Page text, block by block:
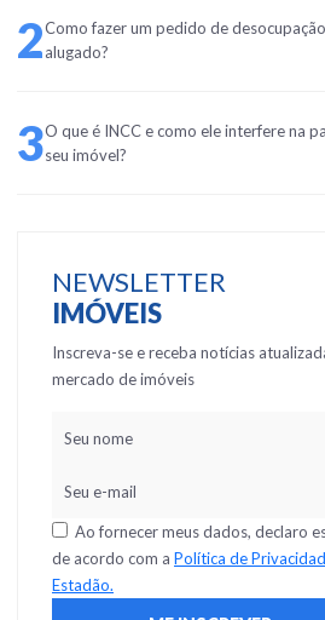
2Como fazer um pedido de
alugado?
3O que é INCC e como ele interfere na
seu imóvel?
NEWSLETTER
IMÓVEIS
Inscreva-se e receba notícias
mercado de imóveis
Ao fornecer meus dados, declaro
de acordo com a Política de
Estadão.